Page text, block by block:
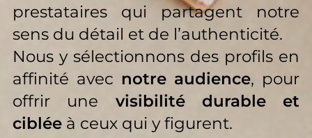
prestataires qui partagent notre
sens du détail et de l’authenticité.
Nous y sélectionnons des profils en
affinité avec notre audience, pour
offrir une visibilité durable et
cibléeà ceux qui y figurent.